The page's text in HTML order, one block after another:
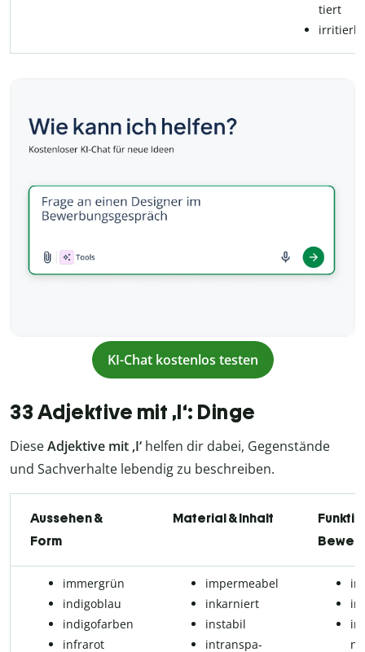
tiert
KI-Chat kostenlos testen
33 Adjektive mit ,I‘: Dinge
DieseAdjektive mit ,I‘ helfen dir dabei, Gegenstände
und Sachverhalte lebendig zu beschreiben.
Aussehen &
Form
Material & Inhalt
immergrün
in­di­go­blau
indigofarben
in­f­ra­rot
impermeabel
in­kar­niert
in­sta­bil
in­trans­pa­